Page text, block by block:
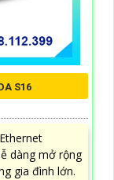
S16
dàng mở rộng
gia đình lớn.